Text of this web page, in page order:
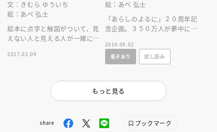
文：きむら ゆういち
絵：あべ 弘士
絵本に点字と触図がついて、見
えない人と見える人が一緒に楽
を学べるページや「ガブとメイ
2017.02.09
絵：あべ 弘士
「あらしのよるに」２０周年記
念企画。３５０万人が夢中にな
ズ７巻が、この一冊でイッキに
読める！！
2014.09.02
電子あり
試し読み
もっと見る
share ブックマーク